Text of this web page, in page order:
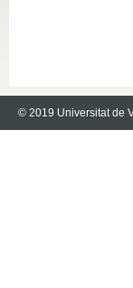
© 2019 Universitat de